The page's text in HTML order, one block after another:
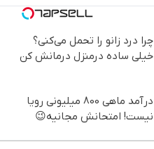
چرا درد زانو را تحمل می‌کنی؟
خیلی ساده درمنزل درمانش کن
درآمد ماهی 800 میلیونی رویا
نیست! امتحانش مجانیه😉